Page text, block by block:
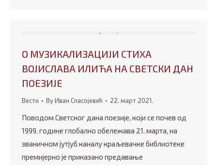
О МУЗИКАЛИЗАЦИЈИ СТИХА
ВОЈИСЛАВА ИЛИЋА НА СВЕТСКИ ДАН
ПОЕЗИЈЕ
Вести ByИван Спасојевић 22. март 2021.
Поводом Светског дана поезије, који се почев од
1999. године глобално обележава 21. марта, на
званичном јутјуб каналу краљевачке библиотеке
премијерно је приказано предавање